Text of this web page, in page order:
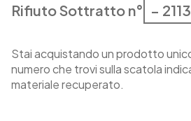
Rifiuto Sottratto n° –
Stai acquistando un prodotto
numero che trovi sulla scatola
materiale recuperato.